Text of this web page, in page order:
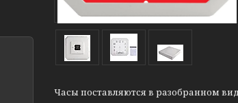
Часы поставляются в разобранном